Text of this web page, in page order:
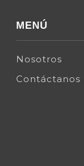
MENÚ
Nosotros
Contáctanos